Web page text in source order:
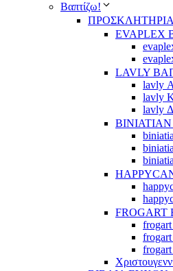
Βαπτίζω!
ΠΡΟΣΚΛΗΤΗΡΙΑ
EVAPLEX
LAVLY
lavly
lavly
lavly